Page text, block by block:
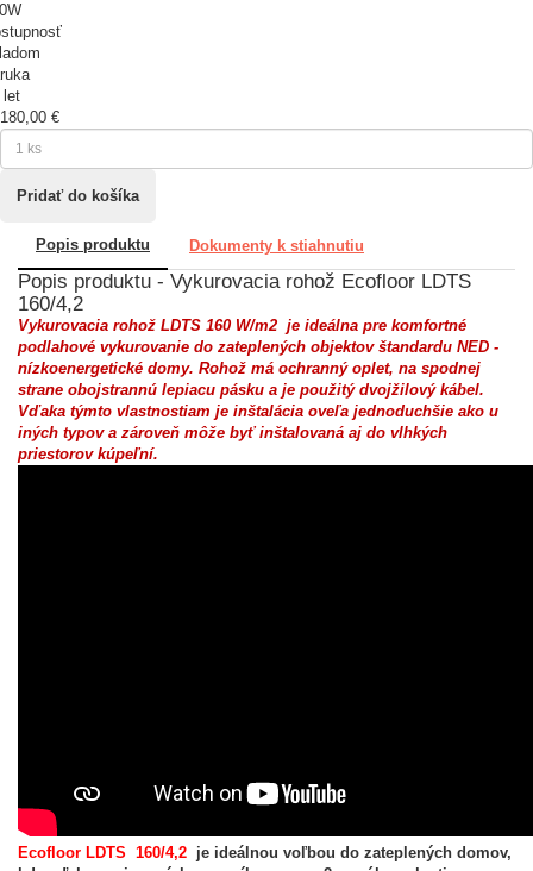
let
180,00 €
Popis produktu Dokumenty k stiahnutiu
Popis produktu - Vykurovacia rohož Ecofloor LDTS
160/4,2
Vykurovacia rohož LDTS 160 W/m2 je ideálna pre komfortné
podlahové vykurovanie do zateplených objektov štandardu NED -
nízkoenergetické domy. Rohož má ochranný oplet, na spodnej
strane obojstrannú lepiacu pásku a je použitý dvojžilový kábel.
Vďaka týmto vlastnostiam je inštalácia oveľa jednoduchšie ako u
iných typov a zároveň môže byť inštalovaná aj do vlhkých
priestorov kúpeľní.
Ecofloor LDTS 160/4,2 je ideálnou voľbou do zateplených domov,